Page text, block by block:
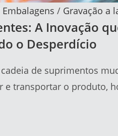
Embalagens / Gravação a
A Inovação
o Desperdício
de suprimentos
e transportar o produto,